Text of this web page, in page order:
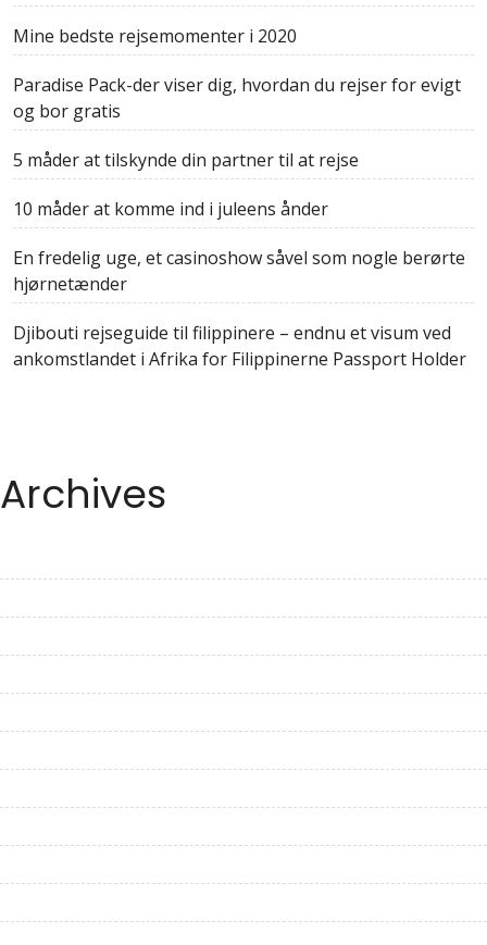
Mine bedste rejsemomenter i 2020
Paradise Pack-der viser dig, hvordan du rejser for evigt
og bor gratis
5 måder at tilskynde din partner til at rejse
10 måder at komme ind i juleens ånder
En fredelig uge, et casinoshow såvel som nogle berørte
hjørnetænder
Djibouti rejseguide til filippinere – endnu et visum ved
ankomstlandet i Afrika for Filippinerne Passport Holder
Archives